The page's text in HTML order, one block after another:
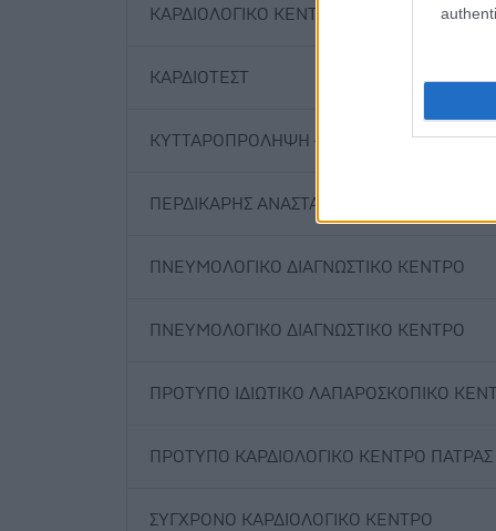
ΚΑΡΔΙΟΛΟΓΙΚΟ ΚΕΝΤΡΟ ΠΑΤΡΑΣ
ΚΑΡΔΙΟΤΕΣΤ
ΚΥΤΤΑΡΟΠΡΟΛΗΨΗ – ΙΣΤΟΔΙΑΓΝΩΣΗ
ΠΕΡΔΙΚΑΡΗΣ ΑΝΑΣΤΑΣΙΟΣ ΤΟΥ ΓΕΩΡΓΙΟΥ
ΠΝΕΥΜΟΛΟΓΙΚΟ ΔΙΑΓΝΩΣΤΙΚΟ ΚΕΝΤΡΟ
ΠΝΕΥΜΟΛΟΓΙΚΟ ΔΙΑΓΝΩΣΤΙΚΟ ΚΕΝΤΡΟ
ΠΡΟΤΥΠΟ ΙΔΙΩΤΙΚΟ ΛΑΠΑΡΟΣΚΟΠΙΚΟ
ΠΡΟΤΥΠΟ ΚΑΡΔΙΟΛΟΓΙΚΟ ΚΕΝΤΡΟ
ΣΥΓΧΡΟΝΟ ΚΑΡΔΙΟΛΟΓΙΚΟ ΚΕΝΤΡΟ